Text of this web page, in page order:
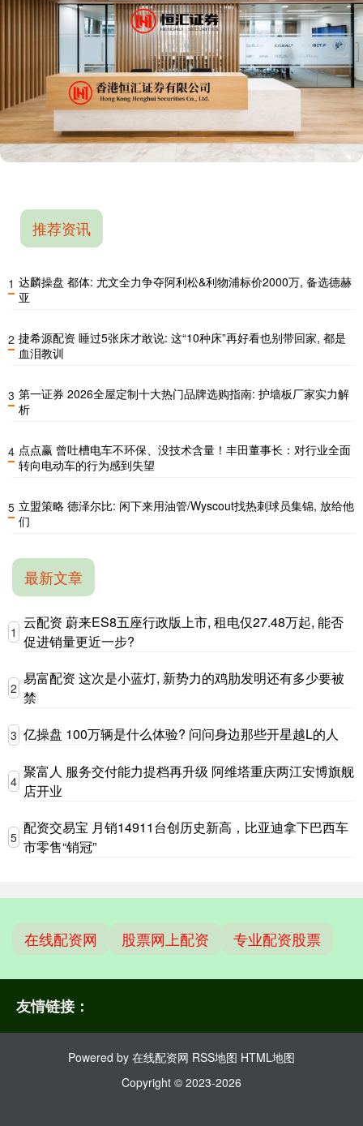
推荐资讯
1 达麟操盘 都体: 尤文全力争夺阿利松&利物浦标价2000万, 备选德赫
亚
2 捷希源配资 睡过5张床才敢说: 这“10种床”再好看也别带回家, 都是
血泪教训
3 第一证券 2026全屋定制十大热门品牌选购指南: 护墙板厂家实力解
析
4 点点赢 曾吐槽电车不环保、没技术含量！丰田董事长：对行业全面
转向电动车的行为感到失望
5 立盟策略 德泽尔比: 闲下来用油管/Wyscout找热刺球员集锦, 放给他
们
最新文章
1
云配资 蔚来ES8五座行政版上市, 租电仅27.48万起, 能否
促进销量更近一步?
2
易富配资 这次是小蓝灯, 新势力的鸡肋发明还有多少要被
禁
3 亿操盘 100万辆是什么体验? 问问身边那些开星越L的人
4
聚富人 服务交付能力提档再升级 阿维塔重庆两江安博旗舰
店开业
5
配资交易宝 月销14911台创历史新高，比亚迪拿下巴西车
市零售“销冠”
在线配资网 股票网上配资 专业配资股票
友情链接：
Powered by 在线配资网 RSS地图 HTML地图
Copyright © 2023-2026